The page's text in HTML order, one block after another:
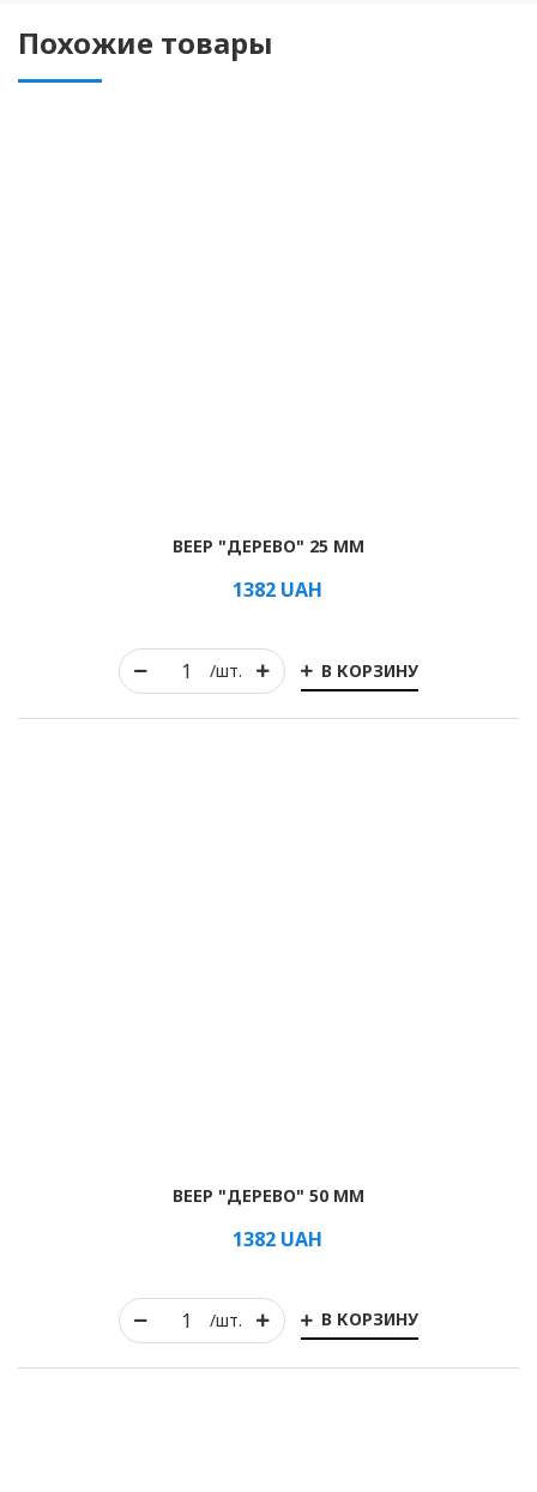
Похожие товары
/шт. В КОРЗИНУ
ВЕЕР "ДЕРЕВО" 25 ММ
1382UAH
/шт. В КОРЗИНУ
ВЕЕР "ДЕРЕВО" 50 ММ
1382UAH